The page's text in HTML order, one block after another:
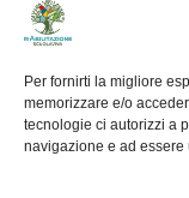
Per fornirti la migliore
memorizzare e/o
tecnologie ci autorizzi a
navigazione e ad essere
F.A.Q.